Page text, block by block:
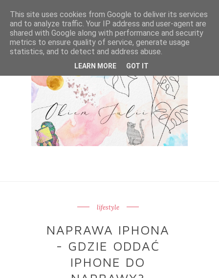
lifestyle
NAPRAWA IPHONA
- GDZIE ODDAĆ
IPHONE DO
This site uses cookies from Google to deliver its services
and to analyze traffic. Your IP address and user-agent are
shared with Google along with performance and security
metrics to ensure quality of service, generate usage
statistics, and to detect and address abuse.
LEARN MORE GOT IT